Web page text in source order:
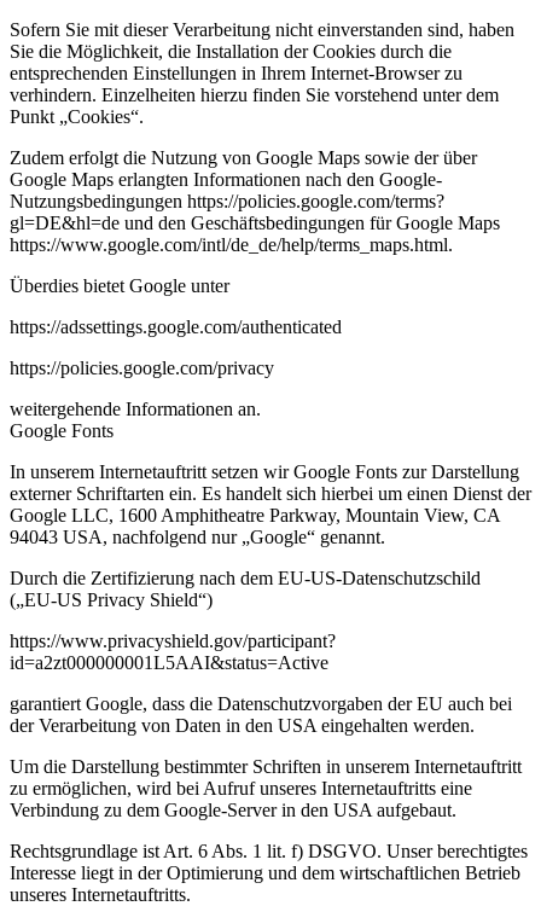
Sofern Sie mit dieser Verarbeitung nicht einverstanden sind, haben
Sie die Möglichkeit, die Installation der Cookies durch die
entsprechenden Einstellungen in Ihrem Internet-Browser zu
verhindern. Einzelheiten hierzu finden Sie vorstehend unter dem
Punkt „Cookies“.
Zudem erfolgt die Nutzung von Google Maps sowie der über
Google Maps erlangten Informationen nach den Google-
Nutzungsbedingungen https://policies.google.com/terms?
gl=DE&hl=de und den Geschäftsbedingungen für Google Maps
https://www.google.com/intl/de_de/help/terms_maps.html.
Überdies bietet Google unter
https://adssettings.google.com/authenticated
https://policies.google.com/privacy
weitergehende Informationen an.
Google Fonts
In unserem Internetauftritt setzen wir Google Fonts zur Darstellung
externer Schriftarten ein. Es handelt sich hierbei um einen Dienst der
Google LLC, 1600 Amphitheatre Parkway, Mountain View, CA
94043 USA, nachfolgend nur „Google“ genannt.
Durch die Zertifizierung nach dem EU-US-Datenschutzschild
(„EU-US Privacy Shield“)
https://www.privacyshield.gov/participant?
id=a2zt000000001L5AAI&status=Active
garantiert Google, dass die Datenschutzvorgaben der EU auch bei
der Verarbeitung von Daten in den USA eingehalten werden.
Um die Darstellung bestimmter Schriften in unserem Internetauftritt
zu ermöglichen, wird bei Aufruf unseres Internetauftritts eine
Verbindung zu dem Google-Server in den USA aufgebaut.
Rechtsgrundlage ist Art. 6 Abs. 1 lit. f) DSGVO. Unser berechtigtes
Interesse liegt in der Optimierung und dem wirtschaftlichen Betrieb
unseres Internetauftritts.